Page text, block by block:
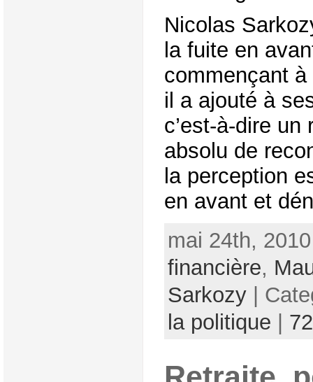
Nicolas
la fuite en
commençant
il a ajouté à
c’est-à-dire
absolu de
la perception
en avant et
mai 24th,
financière,
Sarkozy|
la politique